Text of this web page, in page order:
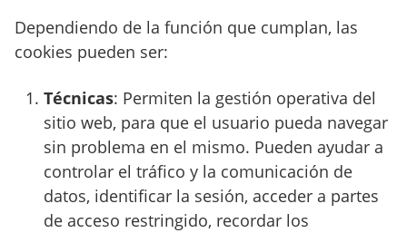
Dependiendo de la función que cumplan, las
cookies pueden ser:
Técnicas: Permiten la gestión operativa del
sitio web, para que el usuario pueda navegar
sin problema en el mismo. Pueden ayudar a
controlar el tráfico y la comunicación de
datos, identificar la sesión, acceder a partes
de acceso restringido, recordar los